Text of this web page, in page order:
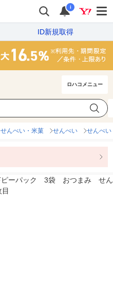
i
ID新規取得
ロハコメニュー
せんべい・米菓 せんべい せんべい